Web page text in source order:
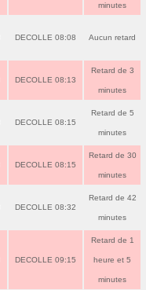
minutes
DECOLLE 08:08 Aucun retard
DECOLLE 08:13
Retard de 3
minutes
DECOLLE 08:15
Retard de 5
minutes
DECOLLE 08:15
Retard de 30
minutes
DECOLLE 08:32
Retard de 42
minutes
DECOLLE 09:15
Retard de 1
heure et 5
minutes